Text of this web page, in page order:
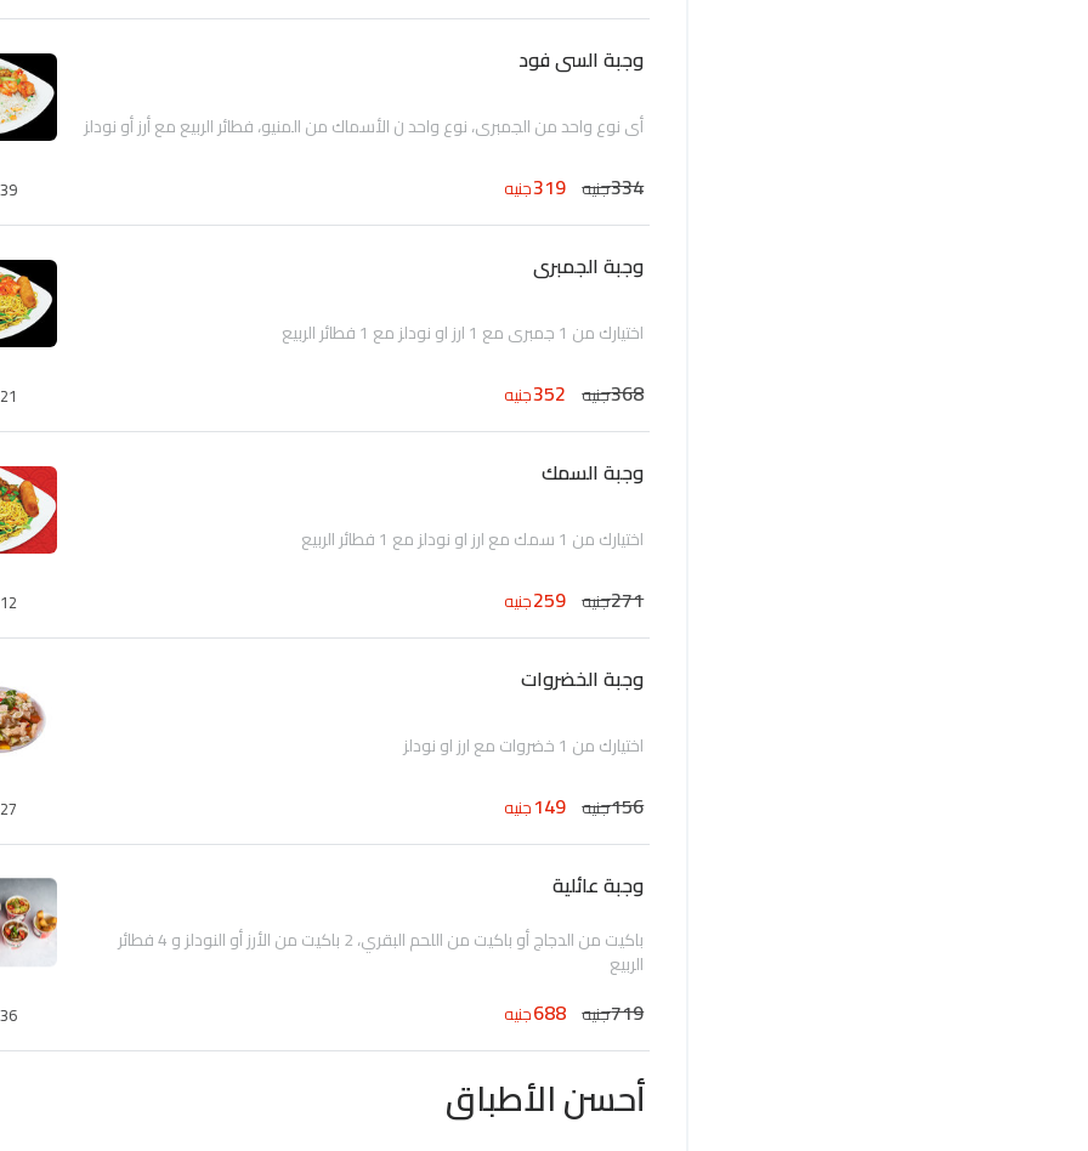
وجبة السى فود
أى نوع واحد من الجمبرى، نوع واحد ن الأسماك من المنيو، فطائر الربيع مع أرز أو نودلز
334جنيه 319جنيه 39
وجبة الجمبرى
اختيارك من 1 جمبرى مع 1 ارز او نودلز مع 1 فطائر الربيع
368جنيه 352جنيه 21
وجبة السمك
اختيارك من 1 سمك مع ارز او نودلز مع 1 فطائر الربيع
271جنيه 259جنيه 12
وجبة الخضروات
اختيارك من 1 خضروات مع ارز او نودلز
156جنيه 149جنيه 27
وجبة عائلية
باكيت من الدجاج أو باكيت من اللحم البقري، 2 باكيت من الأرز أو النودلز و 4 فطائر
الربيع
719جنيه 688جنيه 36
أحسن الأطباق